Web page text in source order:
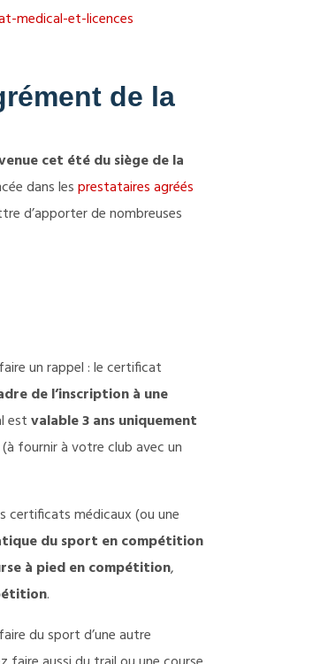
medical-et-licences
de la
cet été du siège de la
dans lesprestataires agréés
d’apporter de nombreuses
un rappel : le certificat
de l’inscription à une
estvalable 3 ans uniquement
fournir à votre club avec un
certificats médicaux (ou une
du sport en compétition
à pied en compétition,
.
du sport d’une autre